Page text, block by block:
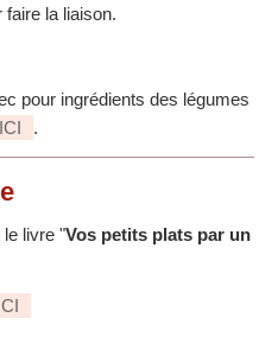
la liaison.
pour ingrédients des légumes
ICI .
livre "Vos petits plats par un